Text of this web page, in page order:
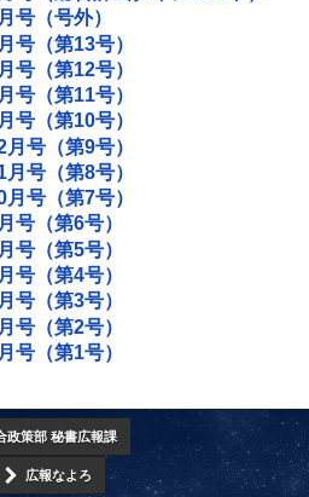
号（号外）
号（第13号）
号（第12号）
号（第11号）
号（第10号）
号（第9号）
号（第8号）
号（第7号）
号（第6号）
号（第5号）
号（第4号）
号（第3号）
号（第2号）
号（第1号）
政策部 秘書広報課
広報なよろ